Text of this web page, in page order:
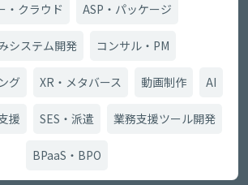
・クラウド ASP・パッケージ
システム開発 コンサル・PM
グ XR・メタバース 動画制作 AI
援 SES・派遣 業務支援ツール開発
BPaaS・BPO